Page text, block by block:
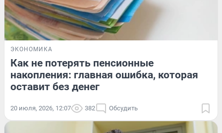
ЭКОНОМИКА
Как не потерять пенсионные
накопления: главная ошибка, которая
оставит без денег
20 июля, 2026, 12:07 382 Обсудить